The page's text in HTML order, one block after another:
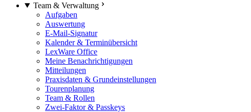
Team & Verwaltung
Aufgaben
Auswertung
E-Mail-Signatur
Kalender & Terminübersicht
LexWare Office
Meine Benachrichtigungen
Mitteilungen
Praxisdaten & Grundeinstellungen
Tourenplanung
Team & Rollen
Zwei-Faktor & Passkeys